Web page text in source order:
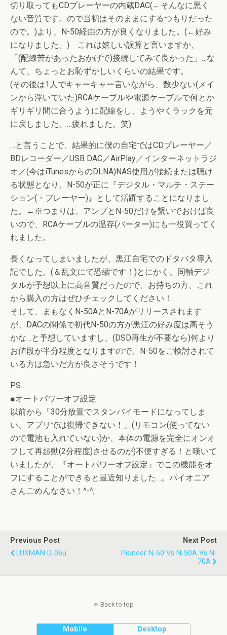
切り取ってもCDプレーヤーの内蔵DAC(←そんなに悪く
ない音質です。ので当初はそのままにするつもりだった
ので。)より、N-50経由の方が良くなりました。(←好み
になりました。) これは嬉しい誤算と言いますか、
「(配線苦があったおかげで)接続してみて良かった」…な
んて、ちょっとお恥ずかしいくらいの結果です。
(その後は1人でキャーキャー言いながら、数少ない(メイ
ンから浮いていた)RCAケーブルや電源ケーブルで何とか
ギリギリ間に合うように配線をし、ようやくラックを元
に戻しました。…疲れました。笑)
…と言うことで、結果的に僕の自宅ではCDプレーヤー／
BDレコーダー／USB DAC／AirPlay／インターネットラジ
オ／(今はiTunesからのDLNA)NAS使用が接続または聴け
る状態となり、N-50が正に『デジタル・マルチ・ステー
ション(・プレーヤー)』として活躍することになりまし
た。←※つまりは、アンプとN-50だけを繋いでおけば良
いので、RCAケーブルの温存(バーター)にも一役買ってく
れました。
長くなってしまいましたが、黒江自宅でのドタバタ導入
記でした。(＆乱文にて恐縮です！)とにかく、同軸デジ
タルが予想以上に高音質だったので、お持ちの方、これ
から購入の方はぜひチェックしてください！
そして、まもなくN-50AとN-70Aがリリースされます
が、DACの関係で初代N-50の方が黒江の好み度は高そう
かな…と予想していますし、(DSD再生が不要なら)何より
お値段が半分程度となりますので、N-50をご検討されて
いる方は急いだ方が良さそうです！
P.S.
■オートパワーオフ設定
以前から「30分放置でスタンバイモードになってしま
い、アプリでは復帰できない！」(リモコン(使ってない
ので電池も入れていない)か、本体の電源を完全にオンオ
フして再起動(2分程度)させるのが)不便すぎる！と嘆いて
いましたが、『オートパワーオフ設定』でこの機能をオ
フにすることができると最近知りました…。パイオニア
さんごめんなさい！^-^;
Previous Post
LUXMAN D-06u
Next Post
Pioneer N-50 Vs N-50A Vs N-
70A
Back to top
Mobile Desktop